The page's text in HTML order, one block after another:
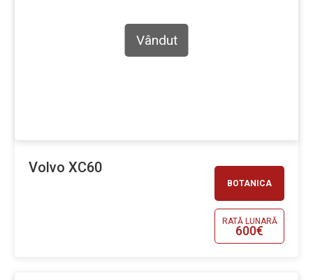
BOTANICA
RATĂ LUNARĂ
600€
Vândut
Volvo XC60